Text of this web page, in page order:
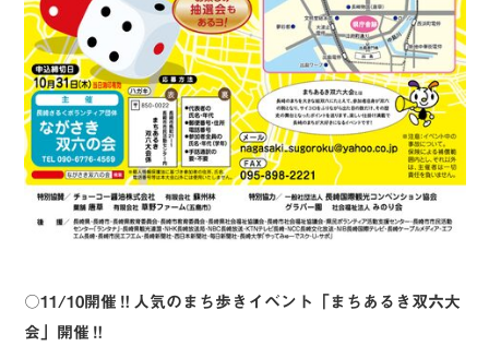
〇11/10開催‼人気のまち歩きイベント「まちあるき双六大
会」開催‼